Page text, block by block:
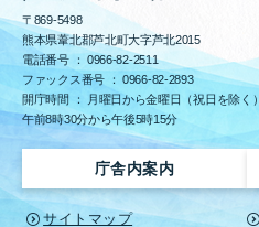
〒869-5498
熊本県葦北郡芦北町大字芦北2015
電話番号 ： 0966-82-2511
ファックス番号 ： 0966-82-2893
開庁時間 ： 月曜日から金曜日（祝日を除く）
午前8時30分から午後5時15分
庁舎内案内
サイトマップ